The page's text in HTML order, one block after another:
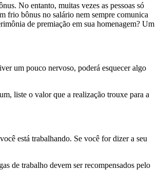
No entanto, muitas vezes as pessoas só
frio bônus no salário nem sempre comunica
de premiação em sua homenagem? Um
um pouco nervoso, poderá esquecer algo
liste o valor que a realização trouxe para a
está trabalhando. Se você for dizer a seu
de trabalho devem ser recompensados pelo